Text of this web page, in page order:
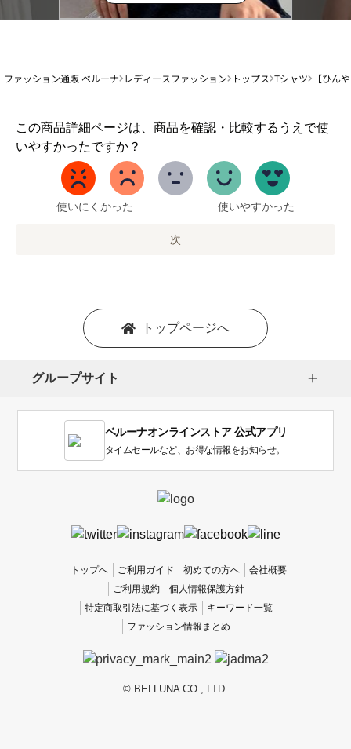
ファッション通販 ベルーナ レディースファッション トップス Tシャツ 【ひん
この商品詳細ページは、商品を確認・比較するうえで使
いやすかったですか？
1
か
い
使いにくかった 使いやすかった
次
トップページへ
グループサイト
ベルーナオンラインストア 公式アプリ
タイムセールなど、お得な情報をお知らせ。
トップへ ご利用ガイド 初めての方へ
会社概要
ご利用規約
個人情報保護方針
特定商取引法に基づく表示
キーワード一覧
ファッション情報まとめ
© BELLUNA CO., LTD.